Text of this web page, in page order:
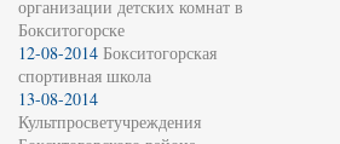
организации детских комнат в
Бокситогорске
12-08-2014 Бокситогорская
спортивная школа
13-08-2014
Культпросветучреждения